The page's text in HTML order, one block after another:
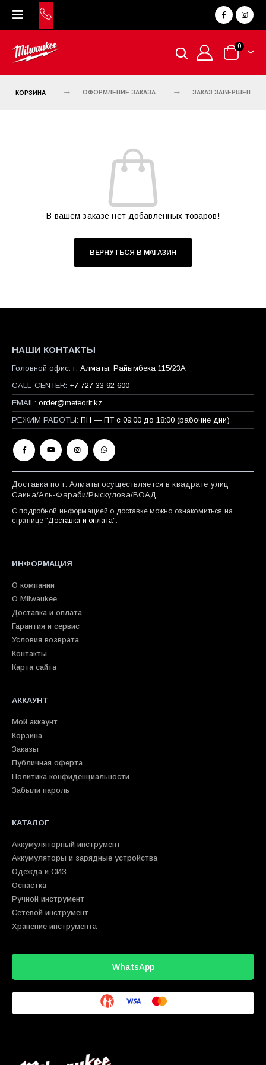
0
КОРЗИНА ОФОРМЛЕНИЕ ЗАКАЗА ЗАКАЗ ЗАВЕРШЕН
В вашем заказе нет добавленных товаров!
ВЕРНУТЬСЯ В МАГАЗИН
НАШИ КОНТАКТЫ
Головной офис: г. Алматы, Райымбека 115/23A
CALL-CENTER: +7 727 33 92 600
EMAIL: order@meteorit.kz
РЕЖИМ РАБОТЫ: ПН — ПТ с 09:00 до 18:00 (рабочие дни)
Доставка по г. Алматы осуществляется в квадрате улиц
Саина/Аль-Фараби/Рыскулова/ВОАД.
С подробной информацией о доставке можно ознакомиться на
странице "Доставка и оплата".
ИНФОРМАЦИЯ
О компании
О Milwaukee
Доставка и оплата
Гарантия и сервис
Условия возврата
Контакты
Карта сайта
АККАУНТ
Мой аккаунт
Корзина
Заказы
Публичная оферта
Политика конфиденциальности
Забыли пароль
КАТАЛОГ
Аккумуляторный инструмент
Аккумуляторы и зарядные устройства
Одежда и СИЗ
Оснастка
Ручной инструмент
Сетевой инструмент
Хранение инструмента
WhatsApp